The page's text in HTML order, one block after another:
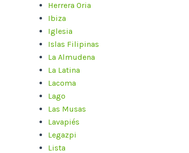
Herrera Oria
Ibiza
Iglesia
Islas Filipinas
La Almudena
La Latina
Lacoma
Lago
Las Musas
Lavapiés
Legazpi
Lista